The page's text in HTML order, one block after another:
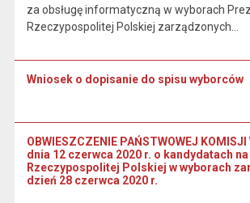
za obsługę informatyczną w wyborach
Rzeczypospolitej Polskiej zarządzonych…
Wniosek o dopisanie do spisu wyborców
OBWIESZCZENIE PAŃSTWOWEJ KOMISJI
dnia 12 czerwca 2020 r. o kandydatach
Rzeczypospolitej Polskiej w wyborach
dzień 28 czerwca 2020 r.